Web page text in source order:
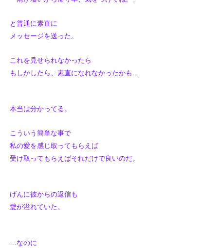
と普通に素直に
メッセージを送った。
これを見せられなかったら
もしかしたら、素直になれなかったかも…
本当は分かってる。
こういう簡単な事で
私の愛を感じ取ってもらえば
受け取ってもらえばそれだけで良いのだ。
げんに彼からの返信も
愛が溢れていた。
…なのに